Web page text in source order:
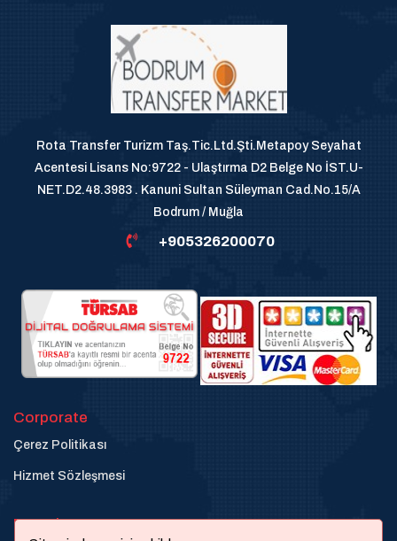
Rota Transfer Turizm Taş.Tic.Ltd.Şti.Metapoy Seyahat
Acentesi Lisans No:9722 - Ulaştırma D2 Belge No İST.U-
NET.D2.48.3983 . Kanuni Sultan Süleyman Cad.No.15/A
Bodrum / Muğla
+905326200070
Corporate
Çerez Politikası
Hizmet Sözleşmesi
Destek